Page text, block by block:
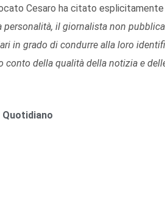
Cesaro ha citato
personalità, il giornalista non
in grado di condurre alla loro
conto della qualità della notizia e
Quotidiano